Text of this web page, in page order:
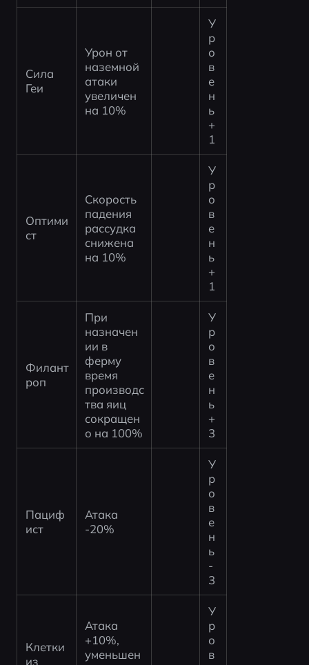
Сила
Геи
Урон от
наземной
атаки
увеличен
на 10%
У
р
о
в
е
н
ь
+
1
Оптими
ст
Скорость
падения
рассудка
снижена
на 10%
У
р
о
в
е
н
ь
+
1
Филант
роп
При
назначен
ии в
ферму
время
производс
тва яиц
сокращен
о на 100%
У
р
о
в
е
н
ь
+
3
Пациф
ист
Атака
-20%
У
р
о
в
е
н
ь
-
3
Клетки
из
Атака
+10%,
уменьшен
У
р
о
в